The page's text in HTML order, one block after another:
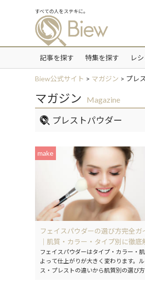
すべての人をステキに。
記事を探す 特集を探す レ
Biew公式サイト > マガジン > プレ
マガジン Magazine
プレストパウダー
make
フェイスパウダーの選び方完全ガ
｜肌質・カラー・タイプ別に徹底
フェイスパウダーはタイプ・カラー・
よって仕上がりが大きく変わります。
ス・プレストの違いから肌質別の選び方